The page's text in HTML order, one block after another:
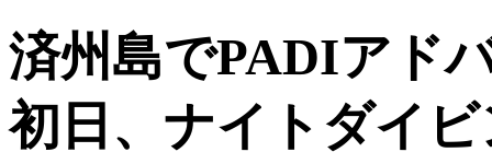
済州島でPADIアド
初日、ナイトダイ